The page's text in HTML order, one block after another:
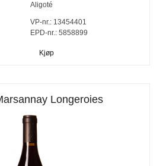
Aligoté
VP-nr.: 13454401
EPD-nr.: 5858899
Kjøp
Longeroies